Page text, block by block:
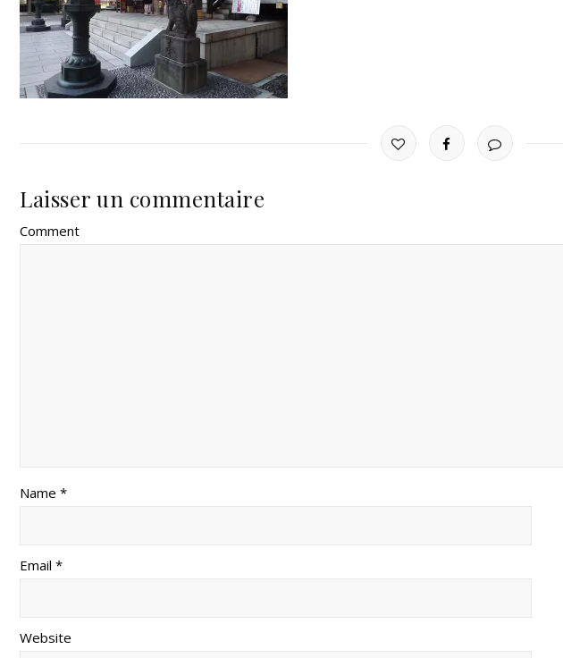
Laisser un commentaire
Comment
Name *
Email *
Website